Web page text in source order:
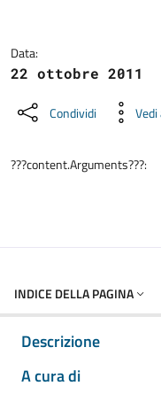
Data:
22 ottobre 2011
Condividi Vedi
???content.Arguments???:
INDICE DELLA PAGINA
Descrizione
A cura di